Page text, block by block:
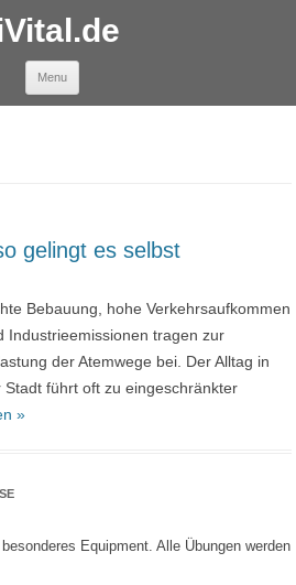
Menu
gelingt es selbst
Bebauung, hohe Verkehrsaufkommen
Industrieemissionen tragen zur
der Atemwege bei. Der Alltag in
Stadt führt oft zu eingeschränkter
»
Equipment. Alle Übungen werden